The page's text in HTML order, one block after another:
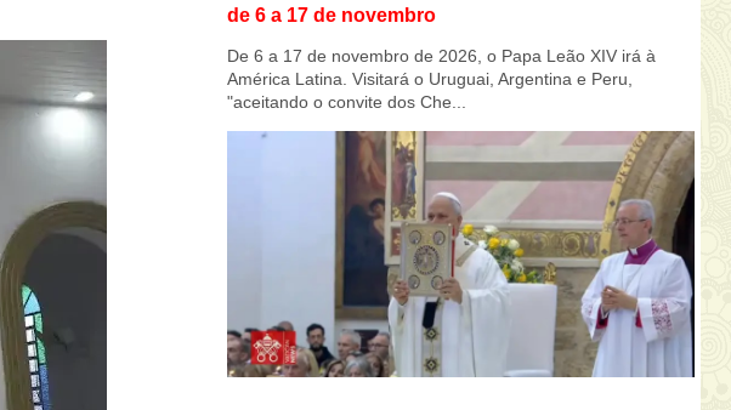
de 6 a 17 de novembro
De 6 a 17 de novembro de 2026, o Papa Leão XIV irá à
América Latina. Visitará o Uruguai, Argentina e Peru,
"aceitando o convite dos Che...